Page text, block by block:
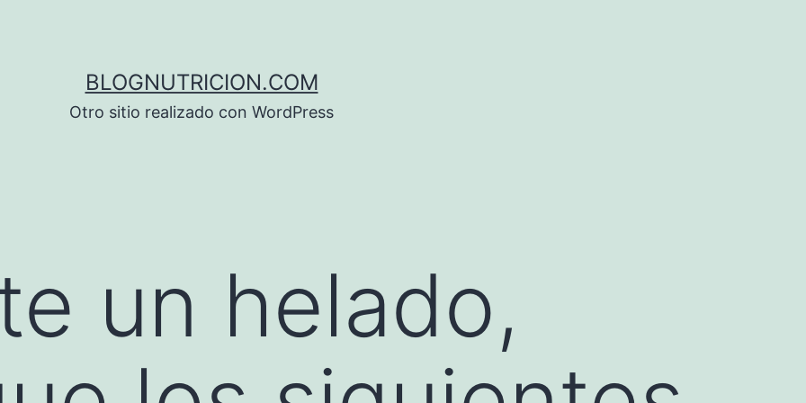
BLOGNUTRICION.COM
Otro sitio realizado con WordPress
un helado,